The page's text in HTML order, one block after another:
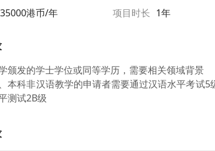
港币/年 项目时长 1年
颁发的学士学位或同等学历，需要相关领域背景
本科非汉语教学的申请者需要通过汉语水平考试
测试2B级